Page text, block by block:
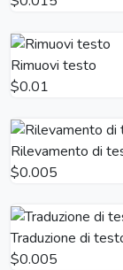
Rimuovi testo
$0.01
Rilevamento di
$0.005
Traduzione di
$0.005